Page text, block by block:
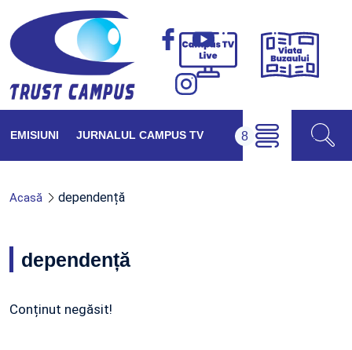
Campus
Viața
EMISIUNI JURNALUL CAMPUS TV
Acasă dependență
dependență
Conținut negăsit!